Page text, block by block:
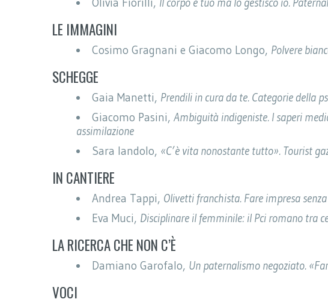
LE IMMAGINI
Cosimo Gragnani e Giacomo Longo, Polvere
SCHEGGE
Gaia Manetti, Prendili in cura da te. Categorie della
Giacomo Pasini, Ambiguità indigeniste. I saperi
assimilazione
Sara Iandolo, «C’è vita nonostante tutto». Tourist
IN CANTIERE
Andrea Tappi, Olivetti franchista. Fare impresa
Eva Muci, Disciplinare il femminile: il Pci romano tra
LA RICERCA CHE NON C’È
Damiano Garofalo, Un paternalismo negoziato.
VOCI